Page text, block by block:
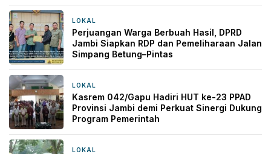
LOKAL
Perjuangan Warga Berbuah Hasil, DPRD
Jambi Siapkan RDP dan Pemeliharaan Jalan
Simpang Betung–Pintas
LOKAL
Kasrem 042/Gapu Hadiri HUT ke-23 PPAD
Provinsi Jambi demi Perkuat Sinergi Dukung
Program Pemerintah
LOKAL